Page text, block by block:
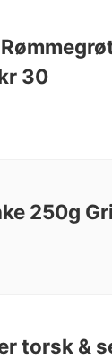
30
250g
torsk &